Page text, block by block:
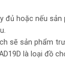
đủ hoặc nếu
sẽ sản phẩm
là loại đồ